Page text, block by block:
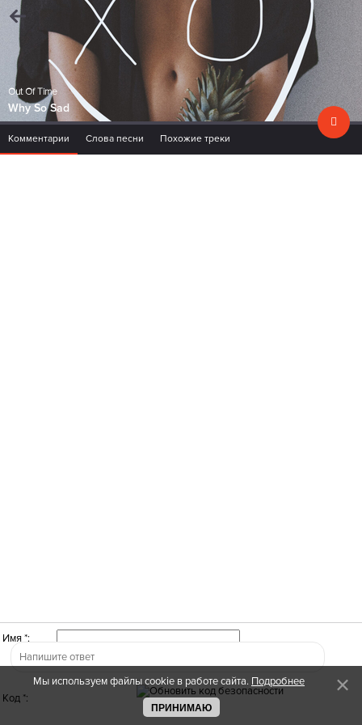
Out Of Time
Why So Sad
Комментарии Слова песни Похожие треки
Имя *:
Код *:
Мы используем файлы cookie в работе сайта. Подробнее
ПРИНИМАЮ